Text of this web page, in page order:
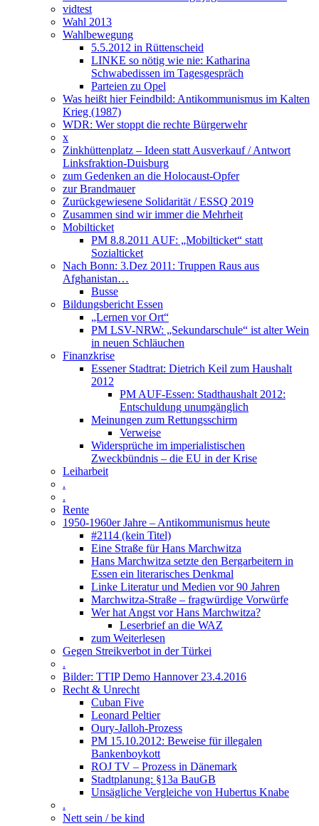
vidtest
Wahl 2013
Wahlbewegung
5.5.2012 in Rüttenscheid
LINKE so nötig wie nie: Katharina
Schwabedissen im Tagesgespräch
Parteien zu Opel
Was heißt hier Feindbild: Antikommunismus im Kalten
Krieg (1987)
WDR: Wer stoppt die rechte Bürgerwehr
x
Zinkhüttenplatz – Ideen statt Ausverkauf / Antwort
Linksfraktion-Duisburg
zum Gedenken an die Holocaust-Opfer
zur Brandmauer
Zurückgewiesene Solidarität / ESSQ 2019
Zusammen sind wir immer die Mehrheit
Mobilticket
PM 8.8.2011 AUF: „Mobilticket“ statt
Sozialticket
Nach Bonn: 3.Dez 2011: Truppen Raus aus
Afghanistan…
Busse
Bildungsbericht Essen
„Lernen vor Ort“
PM LSV-NRW: „Sekundarschule“ ist alter Wein
in neuen Schläuchen
Finanzkrise
Essener Stadtrat: Dietrich Keil zum Haushalt
2012
PM AUF-Essen: Stadthaushalt 2012:
Entschuldung unumgänglich
Meinungen zum Rettungsschirm
Verweise
Widersprüche im imperialistischen
Zweckbündnis – die EU in der Krise
Leiharbeit
.
.
Rente
1950-1960er Jahre – Antikommunismus heute
#2114 (kein Titel)
Eine Straße für Hans Marchwitza
Hans Marchwitza setzte den Bergarbeitern in
Essen ein literarisches Denkmal
Linke Literatur und Medien vor 90 Jahren
Marchwitza-Straße – fragwürdige Vorwürfe
Wer hat Angst vor Hans Marchwitza?
Leserbrief an die WAZ
zum Weiterlesen
Gegen Streikverbot in der Türkei
.
Bilder: TTIP Demo Hannover 23.4.2016
Recht & Unrecht
Cuban Five
Leonard Peltier
Oury-Jalloh-Prozess
PM 15.10.2012: Beweise für illegalen
Bankenboykott
ROJ TV – Prozess in Dänemark
Stadtplanung: §13a BauGB
Unsägliche Vergleiche von Hubertus Knabe
.
Nett sein / be kind